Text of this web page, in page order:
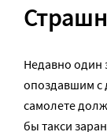
Недавно один
опоздавшим с
самолете
бы такси